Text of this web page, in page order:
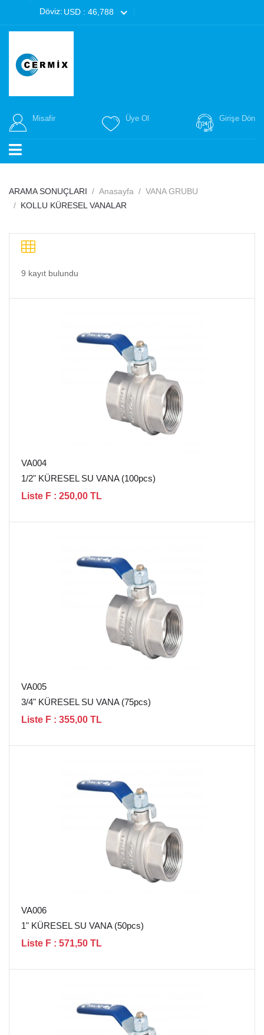
Döviz: USD : 46,788
Misafir Üye Ol Girişe Dön
ARAMA SONUÇLARI Anasayfa
VANA GRUBU
KOLLU KÜRESEL VANALAR
9 kayıt bulundu
VA004
1/2" KÜRESEL SU VANA (100pcs)
Liste F : 250,00 TL
VA005
3/4" KÜRESEL SU VANA (75pcs)
Liste F : 355,00 TL
VA006
1" KÜRESEL SU VANA (50pcs)
Liste F : 571,50 TL